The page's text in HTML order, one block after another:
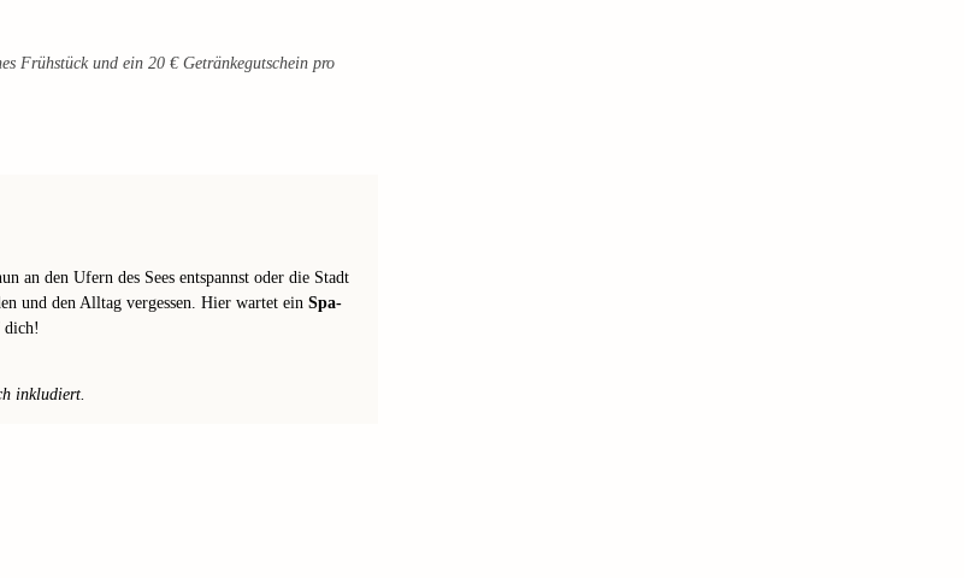
Frühstück und ein 20 € Getränkegutschein pro
an den Ufern des Sees entspannst oder die Stadt
und den Alltag vergessen. Hier wartet ein Spa-
dich!
inkludiert.